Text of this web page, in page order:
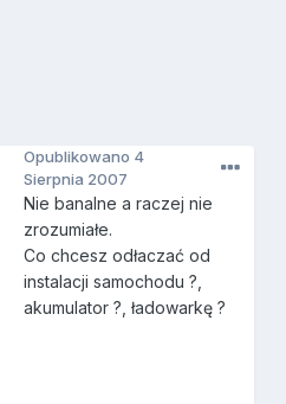
Opublikowano 4
Sierpnia 2007
Nie banalne a raczej nie
zrozumiałe.
Co chcesz odłaczać od
instalacji samochodu ?,
akumulator ?, ładowarkę ?